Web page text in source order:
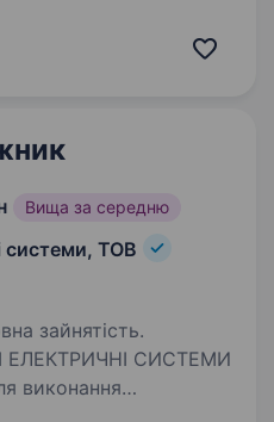
об'ємів робіт,
Вища за середню
системи, ТОВ
зайнятість.
ЕЛЕКТРИЧНІ СИСТЕМИ
виконання